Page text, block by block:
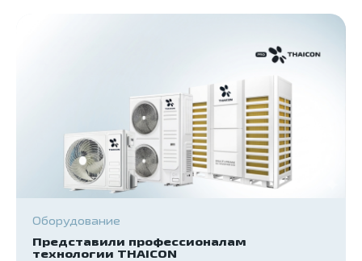
Оборудование
Представили профессионалам
технологии THAICON